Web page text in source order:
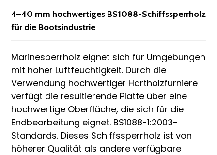
4–40 mm hochwertiges BS1088-Schiffssperrholz
für die Bootsindustrie
Marinesperrholz eignet sich für Umgebungen
mit hoher Luftfeuchtigkeit. Durch die
Verwendung hochwertiger Hartholzfurniere
verfügt die resultierende Platte über eine
hochwertige Oberfläche, die sich für die
Endbearbeitung eignet. BS1088-1:2003-
Standards. Dieses Schiffssperrholz ist von
höherer Qualität als andere verfügbare